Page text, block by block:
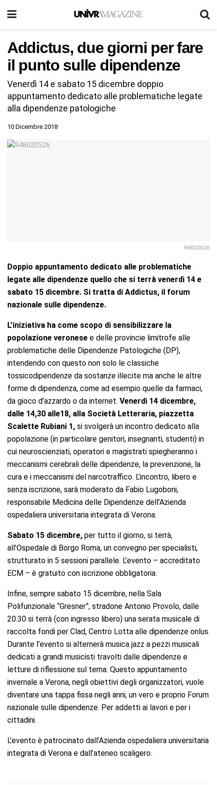
Addictus, due giorni per fare
il punto sulle dipendenze
Venerdì 14 e sabato 15 dicembre doppio
appuntamento dedicato alle problematiche legate
alla dipendenze patologiche
10 Dicembre 2018
948020526
Doppio appuntamento dedicato alle problematiche
legate alle dipendenze quello che si terrà venerdì 14 e
sabato 15 dicembre. Si tratta di Addictus, il forum
nazionale sulle dipendenze.
L’iniziativa ha come scopo di sensibilizzare la
popolazione veronese e delle provincie limitrofe alle
problematiche delle Dipendenze Patologiche (DP),
intendendo con questo non solo le classiche
tossicodipendenze da sostanze illecite ma anche le altre
forme di dipendenza, come ad esempio quelle da farmaci,
da gioco d’azzardo o da internet. Venerdì 14 dicembre,
dalle 14,30 alle18, alla Società Letteraria, piazzetta
Scalette Rubiani 1, si svolgerà un incontro dedicato alla
popolazione (in particolare genitori, insegnanti, studenti) in
cui neuroscienziati, operatori e magistrati spiegheranno i
meccanismi cerebrali delle dipendenze, la prevenzione, la
cura e i meccanismi del narcotraffico. L’incontro, libero e
senza iscrizione, sarà moderato da Fabio Lugoboni,
responsabile Medicina delle Dipendenze dell’Azienda
ospedaliera universitaria integrata di Verona.
Sabato 15 dicembre, per tutto il giorno, si terrà,
all’Ospedale di Borgo Roma, un convegno per specialisti,
strutturato in 5 sessioni parallele. L’evento – accreditato
ECM – è gratuito con iscrizione obbligatoria.
Infine, sempre sabato 15 dicembre, nella Sala
Polifunzionale “Gresner”, stradone Antonio Provolo, dalle
20.30 si terrà (con ingresso libero) una serata musicale di
raccolta fondi per Clad, Centro Lotta alle dipendenze onlus.
Durante l’evento si alternerà musica jazz a pezzi musicali
dedicati a grandi musicisti travolti dalle dipendenze e
letture di riflessione sul tema. Questo appuntamento
invernale a Verona, negli obiettivi degli organizzatori, vuole
diventare una tappa fissa negli anni, un vero e proprio Forum
nazionale sulle dipendenze. Per addetti ai lavori e per i
cittadini.
L’evento è patrocinato dall’Azienda ospedaliera universitaria
integrata di Verona e dall’ateneo scaligero.